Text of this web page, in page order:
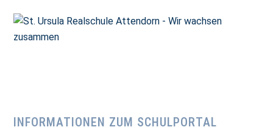
INFORMATIONEN ZUM SCHULPORTAL